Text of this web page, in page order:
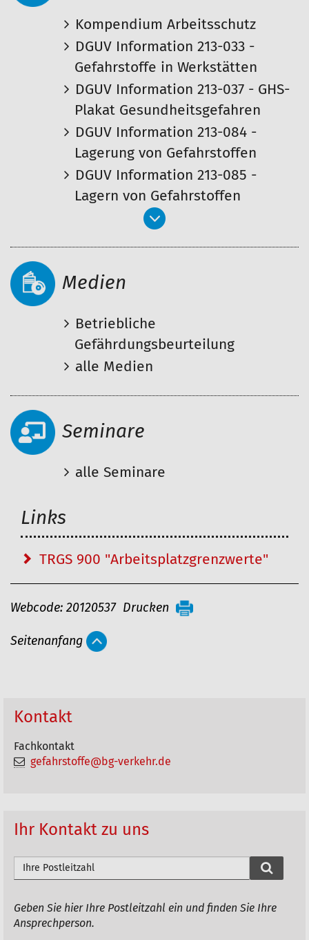
Kompendium Arbeitsschutz
DGUV Information 213-033 -
Gefahrstoffe in Werkstätten
DGUV Information 213-037 - GHS-
Plakat Gesundheitsgefahren
DGUV Information 213-084 -
Lagerung von Gefahrstoffen
DGUV Information 213-085 -
Lagern von Gefahrstoffen
Medien
Betriebliche
Gefährdungsbeurteilung
alle Medien
Seminare
alle Seminare
Links
TRGS 900 "Arbeitsplatzgrenzwerte"
A
t
e
a
o
n
e
Webcode: 20120537 Drucken
Seitenanfang
Kontakt
Fachkontakt
gefahrstoffe@bg-verkehr.de
Ihr Kontakt zu uns
L
Geben Sie hier Ihre Postleitzahl ein und finden Sie Ihre
Ansprechperson.